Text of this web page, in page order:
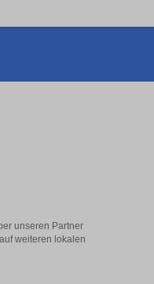
unseren Partner
weiteren lokalen